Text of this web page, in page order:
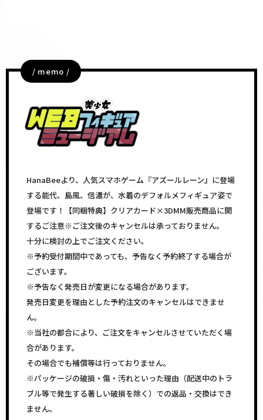
/ memo /
HanaBeeより、人気スマホゲーム『アズールレーン』に登場
する能代、島風、信濃が、水着のデフォルメフィギュア姿で
登場です！【同梱特典】クリアカード×3DMM販売商品に関
するご注意※ご注文後のキャンセルは承っておりません。
十分に検討の上でご注文ください。
※予約受付期間中であっても、予告なく予約終了する場合が
ございます。
※予告なく発売日が変更になる場合があります。
発売日変更を理由とした予約注文のキャンセルはできませ
ん。
※当社の都合により、ご注文をキャンセルさせていただく場
合があります。
その場合でも補償等は行っておりません。
※パッケージの破損・傷・汚れといった理由（配送中のトラ
ブル等で発生する著しい破損を除く）での返品・交換はでき
ません。